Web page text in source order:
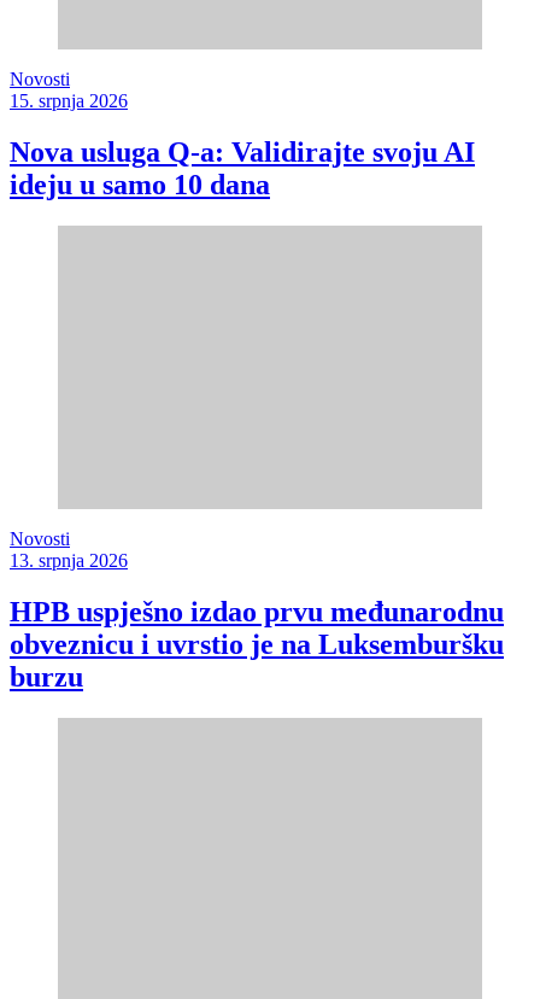
Novosti
15. srpnja 2026
Nova usluga Q-a: Validirajte svoju AI
ideju u samo 10 dana
Novosti
13. srpnja 2026
HPB uspješno izdao prvu međunarodnu
obveznicu i uvrstio je na Luksemburšku
burzu